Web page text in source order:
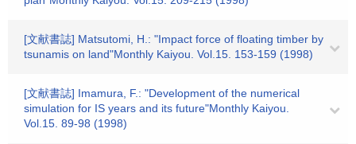
[文献書誌] Matsutomi, H.: "Impact force of floating timber by
tsunamis on land"Monthly Kaiyou. Vol.15. 153-159 (1998)
[文献書誌] Imamura, F.: "Development of the numerical
simulation for IS years and its future"Monthly Kaiyou.
Vol.15. 89-98 (1998)